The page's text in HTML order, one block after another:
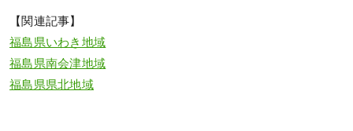
【関連記事】
福島県いわき地域
福島県南会津地域
福島県県北地域